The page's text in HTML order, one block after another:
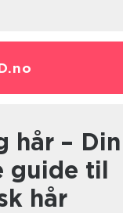
no
guide til
hår